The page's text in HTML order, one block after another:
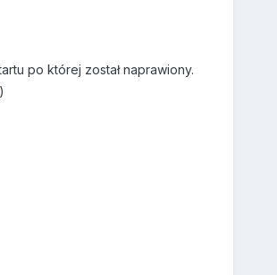
po której został naprawiony.